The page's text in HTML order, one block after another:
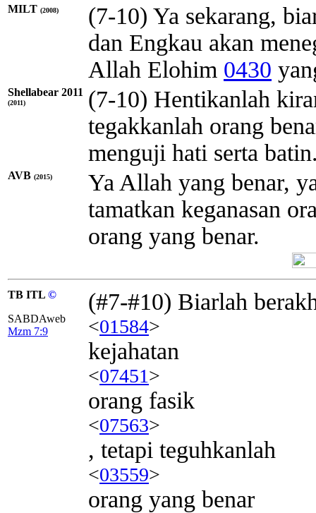
MILT (2008)
(7-10) Ya sekarang,
dan Engkau akan
Allah Elohim 0430
Shellabear 2011
(2011)
(7-10) Hentikanlah
tegakkanlah orang
menguji hati serta
AVB (2015)
Ya Allah yang benar,
tamatkan keganasan
orang yang benar.
TB ITL ©
SABDAweb
Mzm 7:9
(#7-#10) Biarlah
<01584>
kejahatan
<07451>
orang fasik
<07563>
, tetapi teguhkanlah
<03559>
orang yang benar